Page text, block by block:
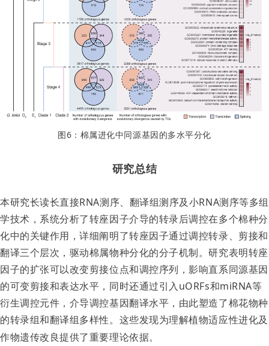
图6：棉属进化中同源基因的多水平分化
研究总结
本研究长读长直接RNA测序、翻译组测序及小RNA测序等多组
学技术，系统分析了转座因子介导的转录后调控在多个棉种分
化中的关键作用，详细阐明了转座因子通过调控转录、剪接和
翻译三个层次，驱动棉属物种分化的分子机制。研究表明转座
因子的扩张可以改变剪接位点和调控序列，影响直系同源基因
的可变剪接和表达水平，同时还通过引入uORFs和miRNA等
衍生调控元件，介导调控基因翻译水平，由此塑造了棉花物种
的转录组和翻译组多样性。这些发现为理解植物适应性进化及
作物遗传改良提供了重要理论依据。